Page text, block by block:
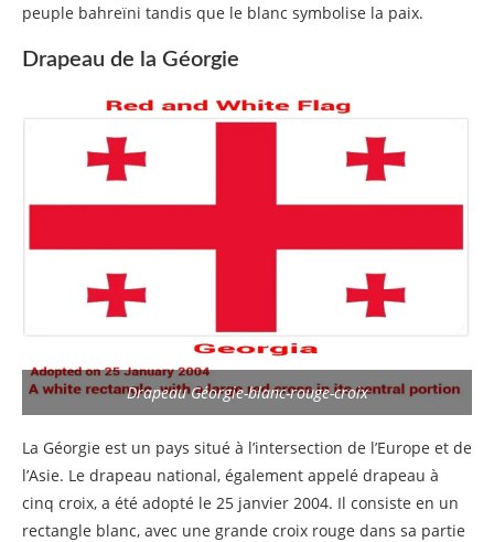
peuple bahreïni tandis que le blanc symbolise la paix.
Drapeau de la Géorgie
Drapeau Géorgie-blanc-rouge-croix
La Géorgie est un pays situé à l’intersection de l’Europe et de
l’Asie. Le drapeau national, également appelé drapeau à
cinq croix, a été adopté le 25 janvier 2004. Il consiste en un
rectangle blanc, avec une grande croix rouge dans sa partie